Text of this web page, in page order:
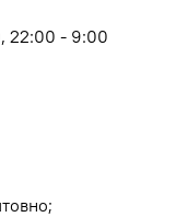
22:00 - 9:00